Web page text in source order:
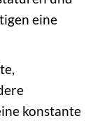
eine
konstante